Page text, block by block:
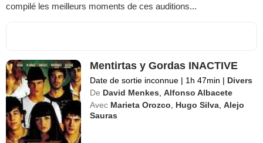
compilé les meilleurs moments de ces auditions...
Mentirtas y Gordas INACTIVE
Date de sortie inconnue | 1h 47min | Divers
De David Menkes ,Alfonso Albacete
Avec Marieta Orozco Hugo Silva ,Alejo
Sauras